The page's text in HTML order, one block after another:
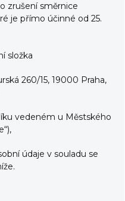
zrušení směrnice
je přímo účinné od 25.
složka
260/15, 19000 Praha,
vedeném u Městského
údaje v souladu se